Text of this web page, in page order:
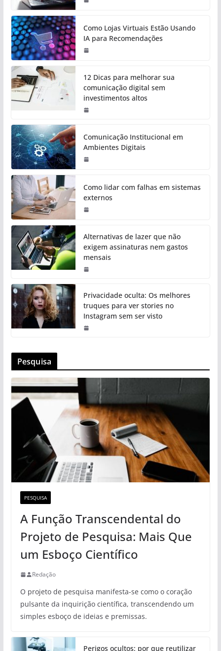
Como Lojas Virtuais Estão Usando
IA para Recomendações
12 Dicas para melhorar sua
comunicação digital sem
investimentos altos
Comunicação Institucional em
Ambientes Digitais
Como lidar com falhas em sistemas
externos
Alternativas de lazer que não
exigem assinaturas nem gastos
mensais
Privacidade oculta: Os melhores
truques para ver stories no
Instagram sem ser visto
Pesquisa
PESQUISA
A Função Transcendental do
Projeto de Pesquisa: Mais Que
um Esboço Científico
Redação
O projeto de pesquisa manifesta-se como o coração
pulsante da inquirição científica, transcendendo um
simples esboço de ideias e premissas.
Perigos ocultos: por que reutilizar